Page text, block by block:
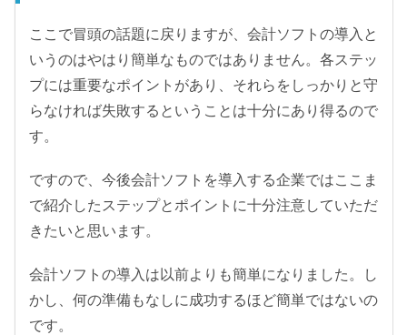
ここで冒頭の話題に戻りますが、会計ソフトの導入と
いうのはやはり簡単なものではありません。各ステッ
プには重要なポイントがあり、それらをしっかりと守
らなければ失敗するということは十分にあり得るので
す。
ですので、今後会計ソフトを導入する企業ではここま
で紹介したステップとポイントに十分注意していただ
きたいと思います。
会計ソフトの導入は以前よりも簡単になりました。し
かし、何の準備もなしに成功するほど簡単ではないの
です。